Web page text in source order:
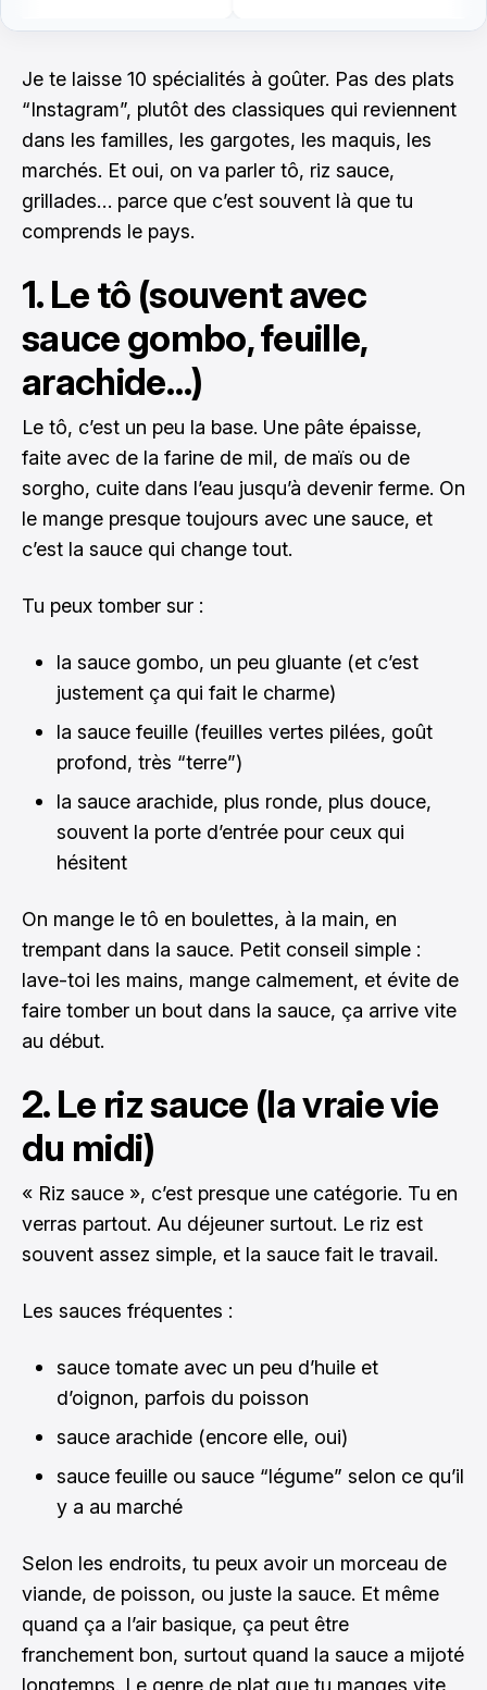
Je te laisse 10 spécialités à goûter. Pas des plats
“Instagram”, plutôt des classiques qui reviennent
dans les familles, les gargotes, les maquis, les
marchés. Et oui, on va parler tô, riz sauce,
grillades… parce que c’est souvent là que tu
comprends le pays.
1. Le tô (souvent avec
sauce gombo, feuille,
arachide…)
Le tô, c’est un peu la base. Une pâte épaisse,
faite avec de la farine de mil, de maïs ou de
sorgho, cuite dans l’eau jusqu’à devenir ferme. On
le mange presque toujours avec une sauce, et
c’est la sauce qui change tout.
Tu peux tomber sur :
la sauce gombo, un peu gluante (et c’est
justement ça qui fait le charme)
la sauce feuille (feuilles vertes pilées, goût
profond, très “terre”)
la sauce arachide, plus ronde, plus douce,
souvent la porte d’entrée pour ceux qui
hésitent
On mange le tô en boulettes, à la main, en
trempant dans la sauce. Petit conseil simple :
lave-toi les mains, mange calmement, et évite de
faire tomber un bout dans la sauce, ça arrive vite
au début.
2. Le riz sauce (la vraie vie
du midi)
« Riz sauce », c’est presque une catégorie. Tu en
verras partout. Au déjeuner surtout. Le riz est
souvent assez simple, et la sauce fait le travail.
Les sauces fréquentes :
sauce tomate avec un peu d’huile et
d’oignon, parfois du poisson
sauce arachide (encore elle, oui)
sauce feuille ou sauce “légume” selon ce qu’il
y a au marché
Selon les endroits, tu peux avoir un morceau de
viande, de poisson, ou juste la sauce. Et même
quand ça a l’air basique, ça peut être
franchement bon, surtout quand la sauce a mijoté
longtemps. Le genre de plat que tu manges vite,